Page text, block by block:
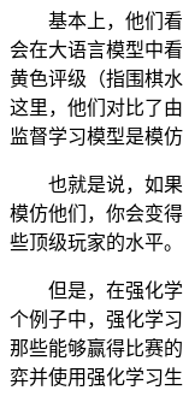
基本上，他们看
会在大语言模型中
黄色评级（指围棋
这里，他们对比了
监督学习模型是模
也就是说，如果
模仿他们，你会变
些顶级玩家的水平。
但是，在强化学
个例子中，强化学
那些能够赢得比赛
弈并使用强化学习